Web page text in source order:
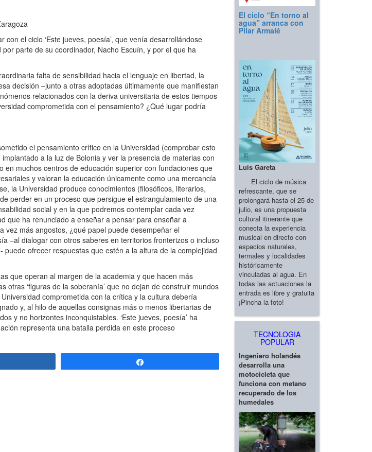
el ciclo ‘Este jueves, poesía’, que venía desarrollándose
parte de su coordinador, Nacho Escuín, y por el que ha
falta de sensibilidad hacia el lenguaje en libertad, la
decisión –junto a otras adoptadas últimamente que manifiestan
relacionados con la deriva universitaria de estos tiempos
comprometida con el pensamiento? ¿Qué lugar podría
el pensamiento crítico en la Universidad (comprobar esto
a la luz de Bolonia y ver la presencia de materias con
muchos centros de educación superior con fundaciones que
y valoran la educación únicamente como una mercancía
la Universidad produce conocimientos (filosóficos, literarios,
perder en un proceso que persigue el estrangulamiento de una
social y en la que podremos contemplar cada vez
que ha renunciado a enseñar a pensar para enseñar a
más angostos, ¿qué papel puede desempeñar el
–al dialogar con otros saberes en territorios fronterizos o incluso
ofrecer respuestas que estén a la altura de la complejidad
que operan al margen de la academia y que hacen más
‘figuras de la soberanía’ que no dejan de construir mundos
comprometida con la crítica y la cultura debería
y, al hilo de aquellas consignas más o menos libertarias de
y no horizontes inconquistables. ‘Este jueves, poesía’ ha
representa una batalla perdida en este proceso
El ciclo “En torno al
agua” arranca con
Pilar Armalé
Luis Gareta
El ciclo de música
refrescante, que se
prolongará hasta el 25 de
julio, es una propuesta
cultural itinerante que
conecta la experiencia
musical en directo con
espacios naturales,
termales y localidades
históricamente
vinculadas al agua. En
todas las actuaciones la
entrada es libre y gratuita
¡Pincha la foto!
TECNOLOGIA
POPULAR
Ingeniero holandés
desarrolla una
motocicleta que
funciona con metano
recuperado de los
humedales